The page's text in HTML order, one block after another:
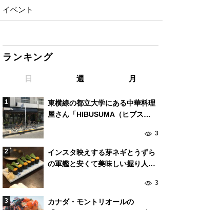
イベント
ランキング
日 週 月
東横線の都立大学にある中華料理
屋さん「HIBUSUMA（ヒブス
3
インスタ映えする芽ネギとうずら
の軍艦と安くて美味しい握り人気
3
カナダ・モントリオールの